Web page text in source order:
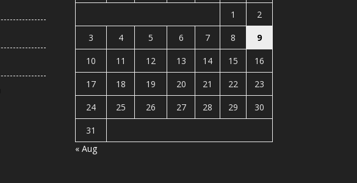
1
2
3
4 5 6 7 8
9
10
11 12 13 14 15
16
17
18 19 20 21 22
23
24
25 26 27 28 29
30
31
« Aug